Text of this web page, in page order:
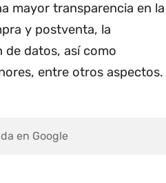
mayor transparencia en la
y postventa, la
datos, así como
entre otros aspectos.
en Google